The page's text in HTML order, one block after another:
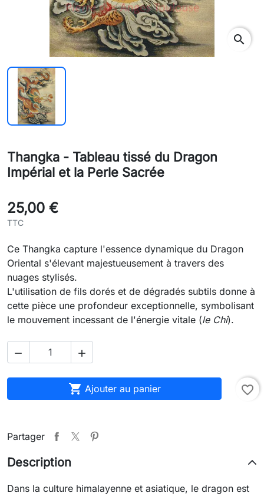
search
Thangka - Tableau tissé du Dragon
Impérial et la Perle Sacrée
25,00 €
TTC
Ce Thangka capture l'essence dynamique du Dragon
Oriental s'élevant majestueusement à travers des
nuages stylisés.
L'utilisation de fils dorés et de dégradés subtils donne à
cette pièce une profondeur exceptionnelle, symbolisant
le mouvement incessant de l'énergie vitale (le Chi).
 
 Ajouter au panier favorite_border
Partager
Description
Dans la culture himalayenne et asiatique, le dragon est